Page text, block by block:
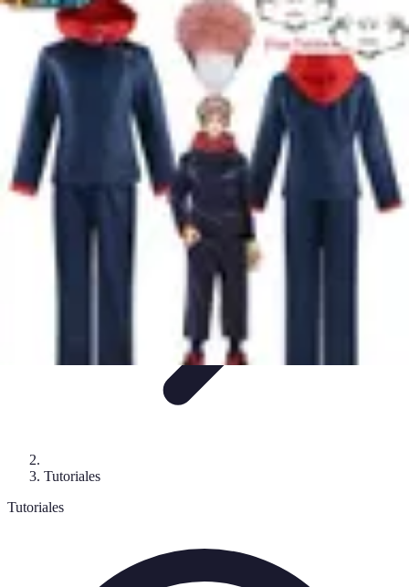
Disfraces Halloween
Listas y ConsejosGuías y
TutorialesTendenciasComparativosDisfraces Clásicos
Disfraces Halloween
Tutoriales
Tutoriales